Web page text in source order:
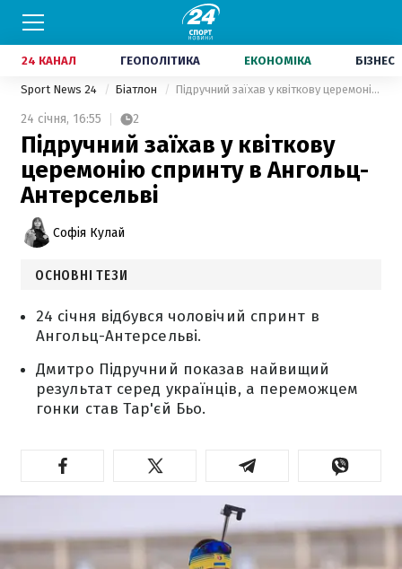
24 КАНАЛ ГЕОПОЛІТИКА ЕКОНОМІКА БІЗНЕС
Sport News 24 Біатлон Підручний заїхав у квіткову церемонію спринту в Ангольц-Антерсельві
24 січня, 16:55 2
Підручний заїхав у квіткову
церемонію спринту в Ангольц-
Антерсельві
Софія Кулай
ОСНОВНІ ТЕЗИ
24 січня відбувся чоловічий спринт в
Ангольц-Антерсельві.
Дмитро Підручний показав найвищий
результат серед українців, а переможцем
гонки став Тар'єй Бьо.